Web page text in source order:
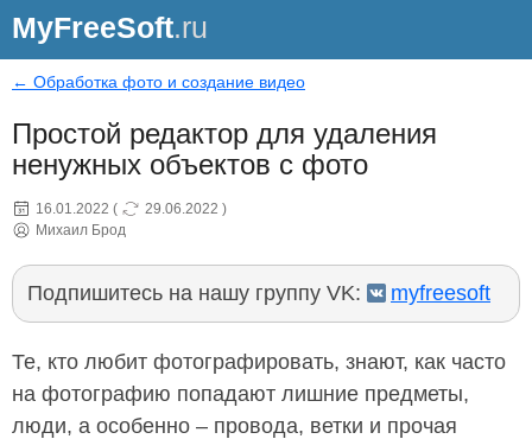
MyFreeSoft.ru
← Обработка фото и создание видео
Простой редактор для удаления
ненужных объектов с фото
16.01.2022 ( 29.06.2022 )
Михаил Брод
Подпишитесь на нашу группу VK: myfreesoft
Те, кто любит фотографировать, знают, как часто
на фотографию попадают лишние предметы,
люди, а особенно – провода, ветки и прочая